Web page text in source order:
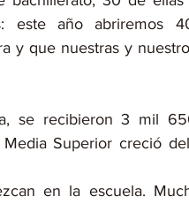
este año abriremos
y que nuestras y
se recibieron 3 mil
Superior creció
en la escuela.